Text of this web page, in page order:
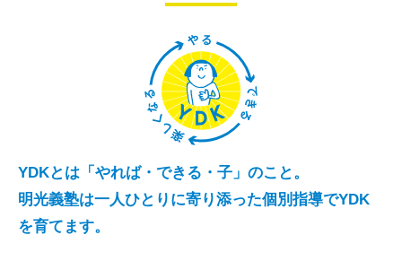
YDKとは「やれば・できる・子」のこと。
明光義塾は一人ひとりに寄り添った個別指導でYDK
を育てます。